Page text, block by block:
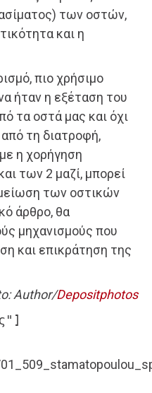
των οστών,
και η
πιο χρήσιμο
ήταν η εξέταση του
τα οστά μας και όχι
τη διατροφή,
η χορήγηση
των 2 μαζί, μπορεί
των οστικών
άρθρο, θα
μηχανισμούς που
και επικράτηση της
Author/Depositphotos